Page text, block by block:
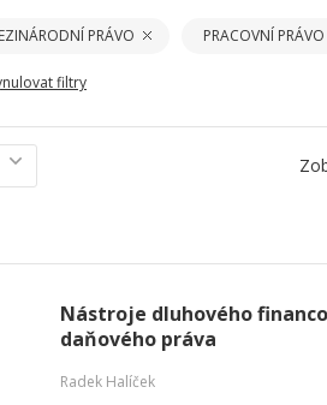
PRÁVO PRACOVNÍ
filtry
Nástroje dluhového
daňového práva
Radek Halíček